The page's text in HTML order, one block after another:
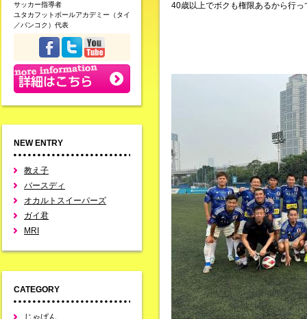
サッカー指導者
ユタカフットボールアカデミー（タイ
／バンコク）代表
NEW ENTRY
教え子
バースディ
オカルトスイーパーズ
ガイ君
MRI
CATEGORY
じゃぱん
40歳以上でボクも権限あるから行っ